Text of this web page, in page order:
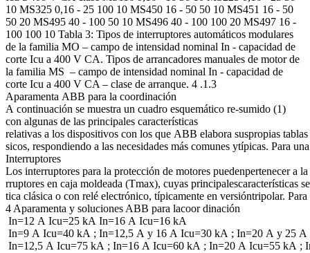
10 MS325 0,16 - 25 100 10 MS450 16 - 50 50 10 MS451 16 - 50
50 20 MS495 40 - 100 50 10 MS496 40 - 100 100 20 MS497 16 -
100 100 10 Tabla 3: Tipos de interruptores automáticos modulares
de la familia MO – campo de intensidad nominal In - capacidad de
corte Icu a 400 V CA. Tipos de arrancadores manuales de motor de
la familia MS – campo de intensidad nominal In - capacidad de
corte Icu a 400 V CA – clase de arranque. 4 .1.3
Aparamenta ABB para la coordinación
A continuación se muestra un cuadro esquemático re-sumido (1)
con algunas de las principales características
relativas a los dispositivos con los que ABB elabora suspropias
sicos, respondiendo a las necesidades más comunes ytípicas. Para
Interruptores
Los interruptores para la protección de motores puedenpertenecer a
rruptores en caja moldeada (Tmax), cuyas principalescaracterísticas
tica clásica o con relé electrónico, típicamente en versióntripolar.
4 Aparamenta y soluciones ABB para lacoor dinación
In=12 A Icu=25 kA In=16 A Icu=16 kA
In=9 A Icu=40 kA ; In=12,5 A y 16 A Icu=30 kA ; In=20 A y 25 A
In=12,5 A Icu=75 kA ; In=16 A Icu=60 kA ; In=20 A Icu=55 kA ;